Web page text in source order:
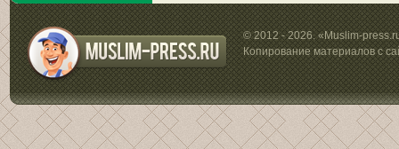
© 2012 - 2026. «Muslim-
Копирование материалов с